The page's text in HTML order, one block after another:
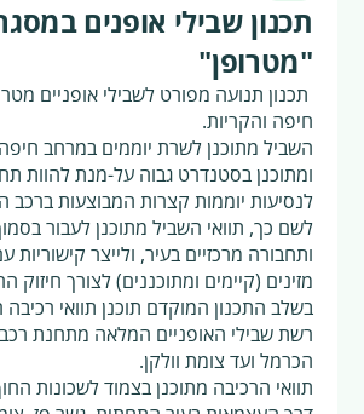
תכנון שבילי אופנים
"מטרופן"
תכנון תנועה מפורט לשבילי אופניים
חיפה והקריות.
השביל מתוכנן לשרת יוממים במרחב
ומתוכנן בסטנדרט גבוה על-מנת להוות
לנסיעות יוממות קצרות המבוצעות ברכב
לשם כך, תוואי השביל מתוכנן לעבור
ותחבורה מרכזיים בעיר, ולייצר קישוריות
מזינים (קיימים ומתוכננים) לצורך חיזוק
בשלב התכנון המוקדם תוכנן תוואי
רשת שבילי האופניים המלאה מתחנת
הכרמל ועד צומת וולקן.
תוואי הרכיבה מתוכנן בצמוד לשכונות